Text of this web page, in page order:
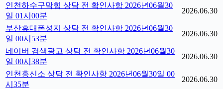
인천하수구막힘 상담 전 확인사항 2026년06월30
일 01시00분
2026.06.30
부산휴대폰성지 상담 전 확인사항 2026년06월30
일 00시53분
2026.06.30
네이버 검색광고 상담 전 확인사항 2026년06월30
일 00시38분
2026.06.30
인천흥신소 상담 전 확인사항 2026년06월30일 00
시35분
2026.06.30